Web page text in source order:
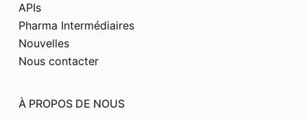
APIs
Pharma Intermédiaires
Nouvelles
Nous contacter
À PROPOS DE NOUS